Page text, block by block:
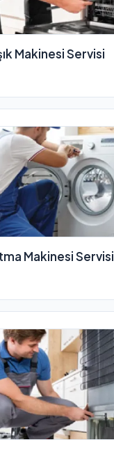
Makinesi Servisi
Makinesi Servisi